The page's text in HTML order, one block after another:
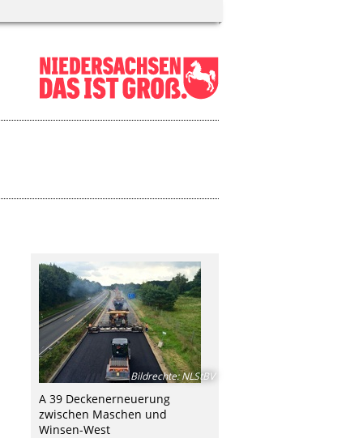
Bildrechte:NLStBV
A 39 Deckenerneuerung
zwischen Maschen und
Winsen-West